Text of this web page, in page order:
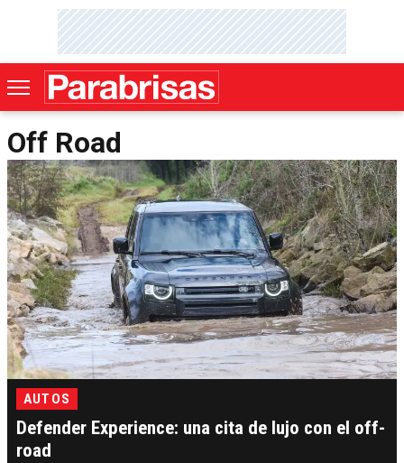
Off Road
AUTOS
Defender Experience: una cita de lujo con el off-
road